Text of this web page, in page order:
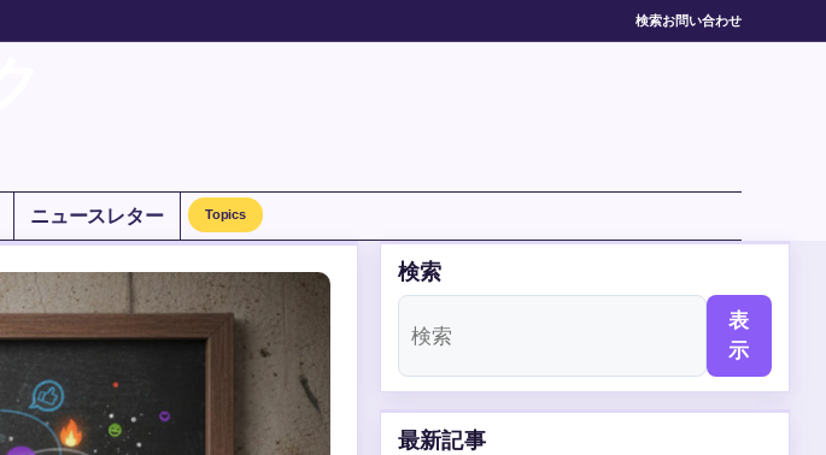
検索お問い合わせ
ニュースレター Topics
検索
表
示
最新記事